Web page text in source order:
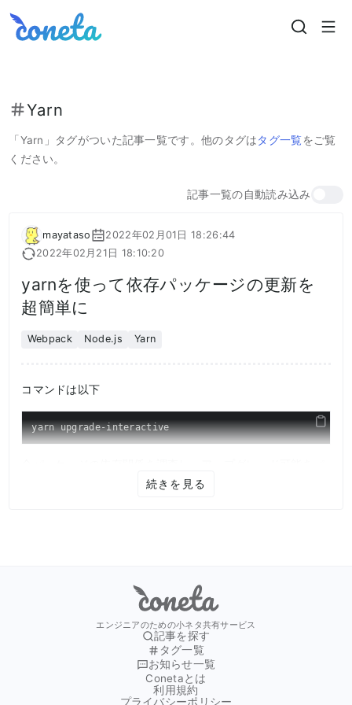
Coneta
Yarn
「Yarn 」タグがついた記事一覧です。 他のタグはタグ一覧をご覧
ください。
記事一覧の自動読み込み
mayataso
2022年02月01日 18:26:44
2022年02月21日 18:10:20
yarnを使って依存パッケージの更新を
超簡単に
Webpack Node.js Yarn
コマンドは以下
yarn upgrade-interactive
その中からアップグレードしたいパッケージを選択し、Enter
キーでアップグレード完了。
続きを見る
Coneta
エンジニアのための小ネタ共有サービス
Conetaとは
利用規約
プライバシーポリシー
記事を探す
タグ一覧
お知らせ一覧